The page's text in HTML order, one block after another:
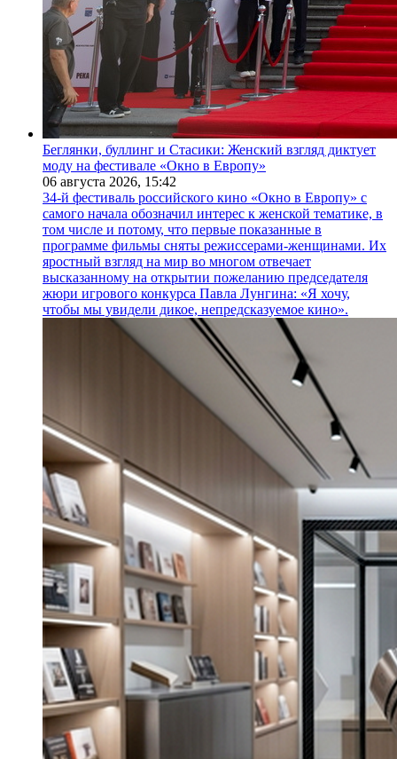
Беглянки, буллинг и Стасики: Женский взгляд диктует
моду на фестивале «Окно в Европу»
06 августа 2026, 15:42
34-й фестиваль российского кино «Окно в Европу» с
самого начала обозначил интерес к женской тематике, в
том числе и потому, что первые показанные в
программе фильмы сняты режиссерами-женщинами. Их
яростный взгляд на мир во многом отвечает
высказанному на открытии пожеланию председателя
жюри игрового конкурса Павла Лунгина: «Я хочу,
чтобы мы увидели дикое, непредсказуемое кино».